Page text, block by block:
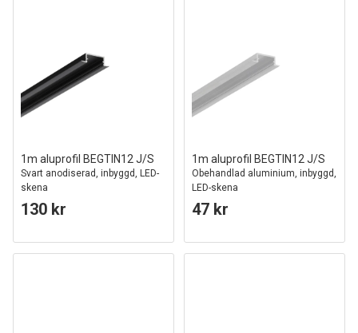
1m aluprofil BEGTIN12 J/S
Svart anodiserad, inbyggd, LED-
skena
130 kr
1m aluprofil BEGTIN12 J/S
Obehandlad aluminium, inbyggd,
LED-skena
47 kr